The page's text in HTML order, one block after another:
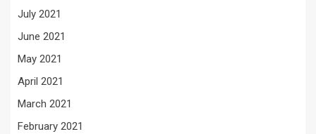
July 2021
June 2021
May 2021
April 2021
March 2021
February 2021